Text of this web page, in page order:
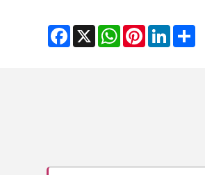
Facebook
X WhatsApp
Pinterest